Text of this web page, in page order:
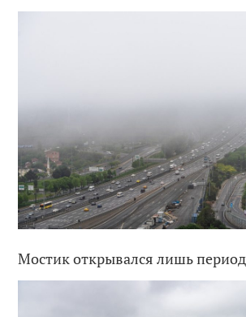
Мостик открывался лишь